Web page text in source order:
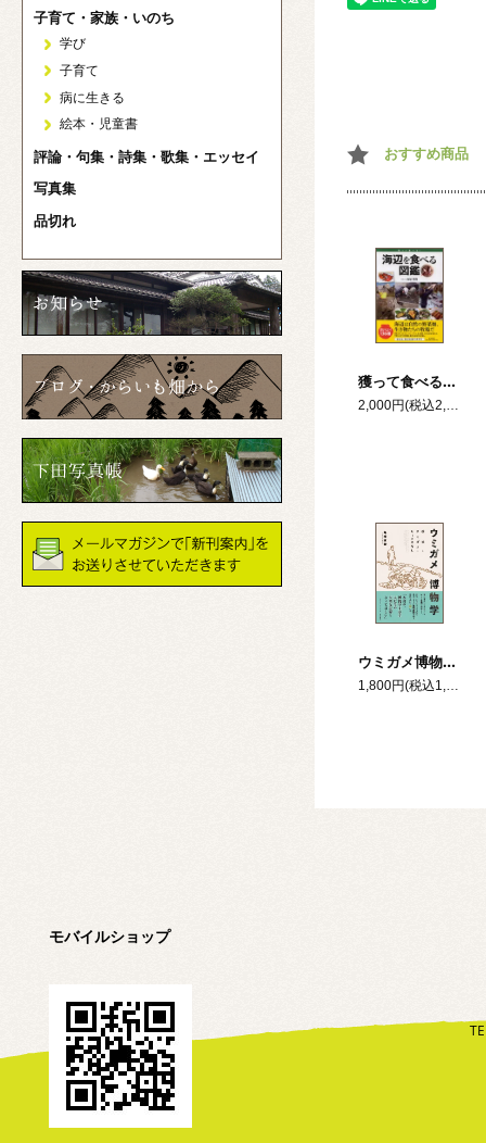
おすすめ商品
獲って食べる！海辺を食べる図鑑
2,000円(税込2,200円)
ウミガメ博物学 砂浜とウミガメとヒトのはなし
子育て・家族・いのち
学び
子育て
病に生きる
絵本・児童書
評論・句集・詩集・歌集・エッセイ
写真集
品切れ
モバイルショップ